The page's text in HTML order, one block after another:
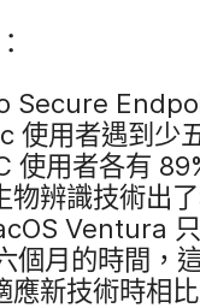
Secure
使用​者​遇到​少​
使用​者​各​有 89
物​辨識​技術​出​
Ventura
個​月​的​時間，​
應​新​技術​時​相